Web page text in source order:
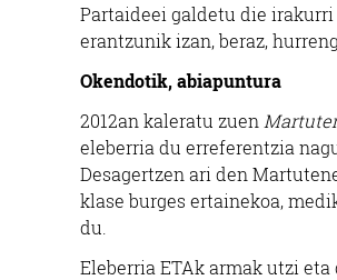
Partaideei galdetu die
erantzunik izan, beraz,
Okendotik, abiapuntura
2012an kaleratu zuen
eleberria du erreferentzia
Desagertzen ari den
klase burges ertainekoa,
du.
Eleberria ETAk armak utzi